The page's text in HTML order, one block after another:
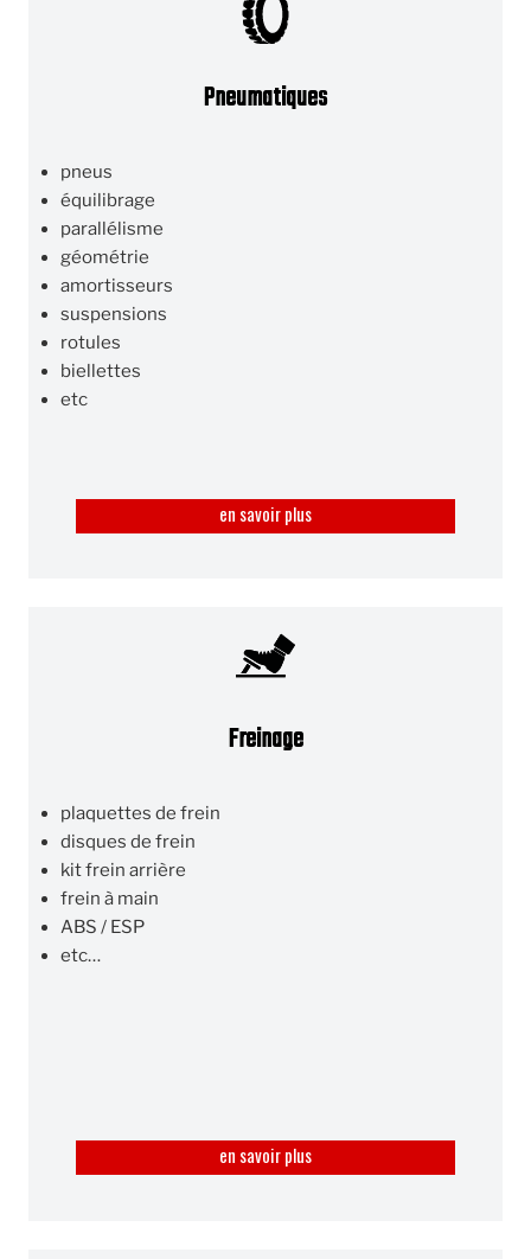
Pneumatiques
pneus
équilibrage
parallélisme
géométrie
amortisseurs
suspensions
rotules
biellettes
etc
en savoir plus
Freinage
plaquettes de frein
disques de frein
kit frein arrière
frein à main
ABS / ESP
etc…
en savoir plus